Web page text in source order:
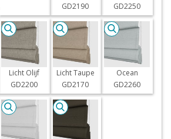
GD2190
GD2250
Licht Olijf
GD2200
Licht Taupe
GD2170
Ocean
GD2260